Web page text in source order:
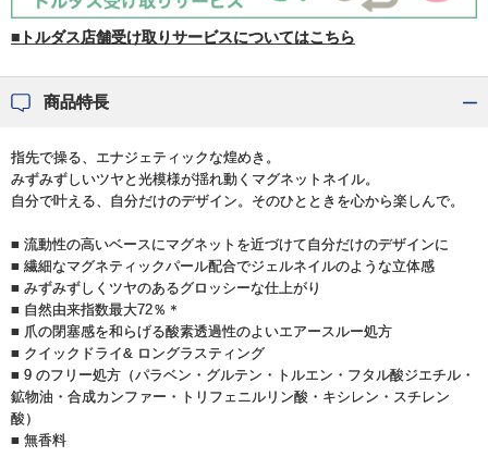
■トルダス店舗受け取りサービスについてはこちら
商品特長
指先で操る、エナジェティックな煌めき。
みずみずしいツヤと光模様が揺れ動くマグネットネイル。
自分で叶える、自分だけのデザイン。そのひとときを心から楽しんで。
■ 流動性の高いベースにマグネットを近づけて自分だけのデザインに
■ 繊細なマグネティックパール配合でジェルネイルのような立体感
■ みずみずしくツヤのあるグロッシーな仕上がり
■ 自然由来指数最大72％＊
■ 爪の閉塞感を和らげる酸素透過性のよいエアースルー処方
■ クイックドライ& ロングラスティング
■ 9 のフリー処方（パラベン・グルテン・トルエン・フタル酸ジエチル・
鉱物油・合成カンファー・トリフェニルリン酸・キシレン・スチレン
酸）
■ 無香料